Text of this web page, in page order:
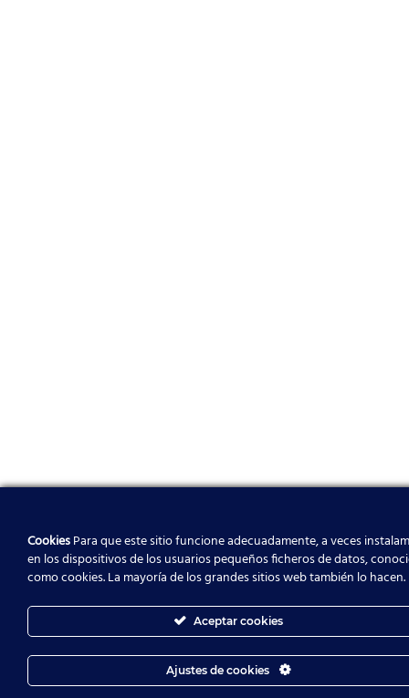
CookiesPara que este sitio funcione adecuadamente, a veces
en los dispositivos de los usuarios pequeños ficheros de datos,
como cookies. La mayoría de los grandes sitios web también lo hacen.
Aceptar cookies
Ajustes de cookies